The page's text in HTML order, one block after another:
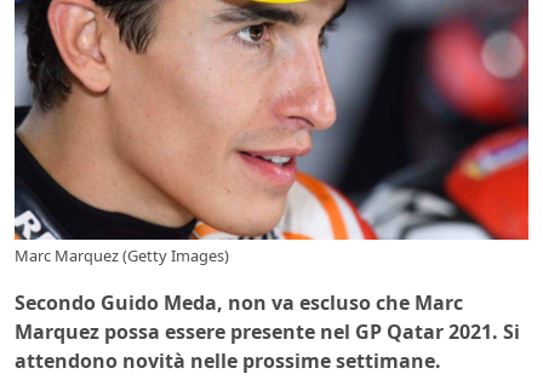
Marc Marquez (Getty Images)
Secondo Guido Meda, non va escluso che Marc
Marquez possa essere presente nel GP Qatar 2021. Si
attendono novità nelle prossime settimane.